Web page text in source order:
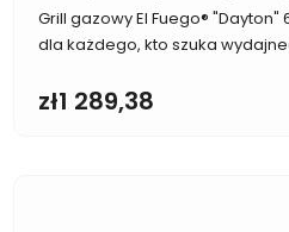
zł1 289,38
Grill gazowy El Fuego®
dla każdego, kto szuka